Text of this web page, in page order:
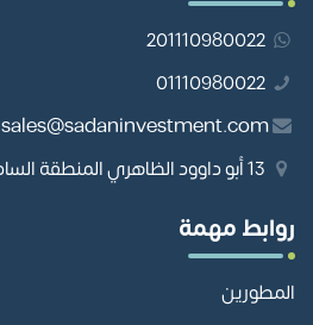
201110980022
01110980022
sales@sadaninvestment.com
روابط مهمة
المطورين